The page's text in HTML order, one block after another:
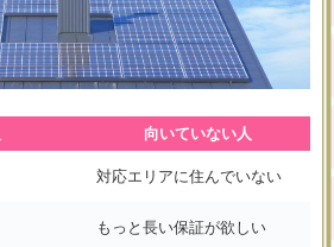
向いていない人
対応エリアに住んでいない
もっと長い保証が欲しい